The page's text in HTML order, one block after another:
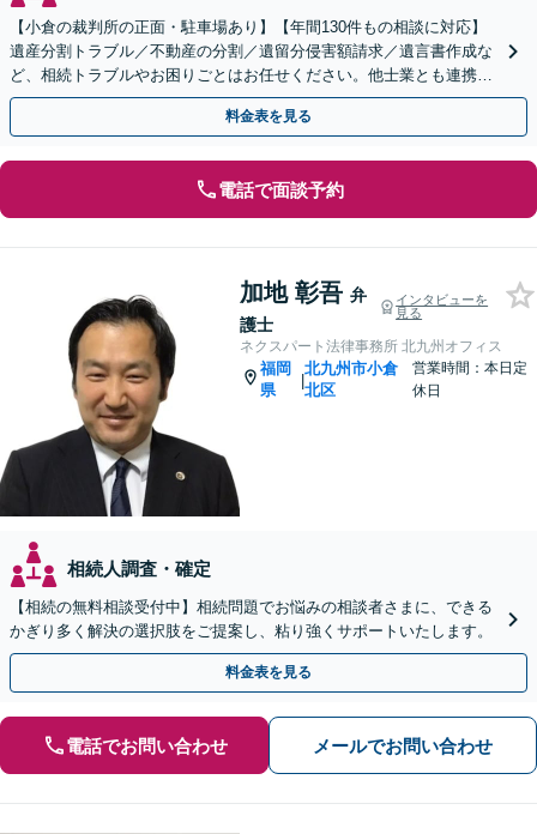
【小倉の裁判所の正面・駐車場あり】【年間130件もの相談に対応】
遺産分割トラブル／不動産の分割／遺留分侵害額請求／遺言書作成な
ど、相続トラブルやお困りごとはお任せください。他士業とも連携
し、依頼者さまに有利な解決を目指します【土日祝対応可】
料金表を見る
電話で面談予約
加地 彰吾 弁
護士
インタビューを
見る
ネクスパート法律事務所 北九州オフィス
福岡
県
|
北九州市小倉
北区
営業時間：本日定
休日
相続人調査・確定
【相続の無料相談受付中】相続問題でお悩みの相談者さまに、できる
かぎり多く解決の選択肢をご提案し、粘り強くサポートいたします。
料金表を見る
電話でお問い合わせ メールでお問い合わせ